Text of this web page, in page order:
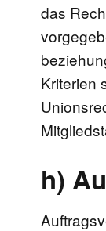
das
Kriterien
h)